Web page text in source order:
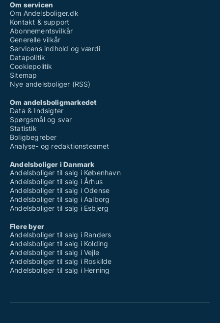
Om servicen
Om Andelsboliger.dk
Kontakt & support
Abonnementsvilkår
Generelle vilkår
Servicens indhold og værdi
Datapolitik
Cookiepolitik
Sitemap
Nye andelsboliger (RSS)
Om andelsboligmarkedet
Data & Indsigter
Spørgsmål og svar
Statistik
Boligbegreber
Analyse- og redaktionsteamet
Andelsboliger i Danmark
Andelsboliger til salg i København
Andelsboliger til salg i Århus
Andelsboliger til salg i Odense
Andelsboliger til salg i Aalborg
Andelsboliger til salg i Esbjerg
Flere byer
Andelsboliger til salg i Randers
Andelsboliger til salg i Kolding
Andelsboliger til salg i Vejle
Andelsboliger til salg i Roskilde
Andelsboliger til salg i Herning